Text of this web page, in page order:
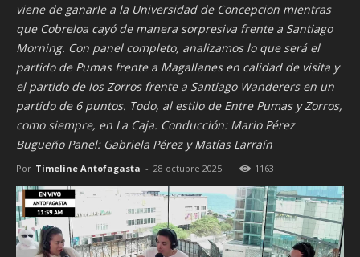
viene de ganarle a la Universidad de Concepcion mientras
que Cobreloa cayó de manera sorpresiva frente a Santiago
Morning. Con panel completo, analizamos lo que será el
partido de Pumas frente a Magallanes en calidad de visita y
el partido de los Zorros frente a Santiago Wanderers en un
partido de 6 puntos. Todo, al estilo de Entre Pumas y Zorros,
como siempre, en La Caja. Conducción: Mario Pérez
Bugueño Panel: Gabriela Pérez y Matías Larraín
Por Timeline Antofagasta - 28 octubre 2025 1163